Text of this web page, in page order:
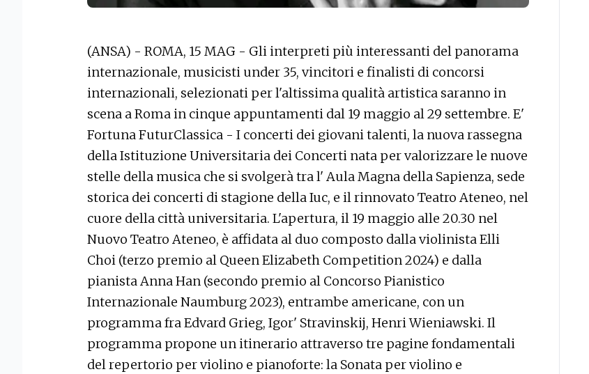
(ANSA) - ROMA, 15 MAG - Gli interpreti più interessanti del panorama
internazionale, musicisti under 35, vincitori e finalisti di concorsi
internazionali, selezionati per l'altissima qualità artistica saranno in
scena a Roma in cinque appuntamenti dal 19 maggio al 29 settembre. E'
Fortuna FuturClassica - I concerti dei giovani talenti, la nuova rassegna
della Istituzione Universitaria dei Concerti nata per valorizzare le nuove
stelle della musica che si svolgerà tra l' Aula Magna della Sapienza, sede
storica dei concerti di stagione della Iuc, e il rinnovato Teatro Ateneo, nel
cuore della città universitaria. L'apertura, il 19 maggio alle 20.30 nel
Nuovo Teatro Ateneo, è affidata al duo composto dalla violinista Elli
Choi (terzo premio al Queen Elizabeth Competition 2024) e dalla
pianista Anna Han (secondo premio al Concorso Pianistico
Internazionale Naumburg 2023), entrambe americane, con un
programma fra Edvard Grieg, Igor' Stravinskij, Henri Wieniawski. Il
programma propone un itinerario attraverso tre pagine fondamentali
del repertorio per violino e pianoforte: la Sonata per violino e